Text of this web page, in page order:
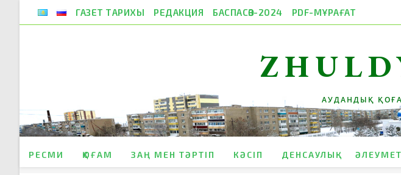
ГАЗЕТ ТАРИХЫ РЕДАКЦИЯ БАСПАСӨЗ-2024 PDF-МҰРАҒАТ
АУДАНДЫҚ
РЕСМИ ҚОҒАМ ЗАҢ МЕН ТӘРТІП КӘСІП ДЕНСАУЛЫҚ ӘЛЕУМЕТ